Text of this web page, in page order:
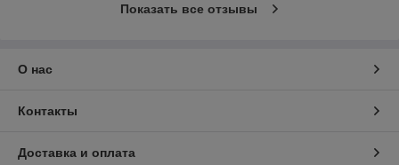
Показать все отзывы
О нас
Контакты
Доставка и оплата